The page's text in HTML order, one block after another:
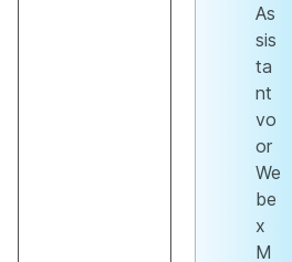
As
sis
ta
nt
vo
or
We
be
x
M